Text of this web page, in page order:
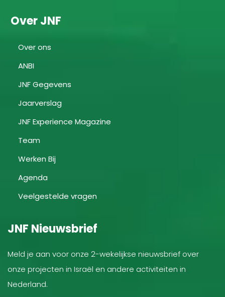
Over JNF
Over ons
ANBI
JNF Gegevens
Jaarverslag
JNF Experience Magazine
Team
Werken Bij
Agenda
Veelgestelde vragen
JNF Nieuwsbrief
Meld je aan voor onze 2-wekelijkse nieuwsbrief over
onze projecten in Israël en andere activiteiten in
Nederland.